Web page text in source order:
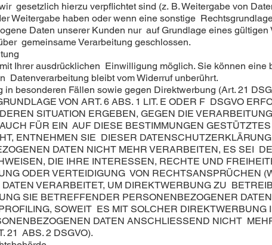
gesetzlich hierzu verpflichtet sind (z. B. Weitergabe von
Weitergabe haben oder wenn eine sonstige
Daten unserer Kunden nur auf Grundlage eines
gemeinsame Verarbeitung geschlossen.
Ihrer ausdrücklichen Einwilligung möglich. Sie können
Datenverarbeitung bleibt vom Widerruf unberührt.
besonderen Fällen sowie gegen Direktwerbung (Art. 21
VON ART. 6 ABS. 1 LIT. E ODER F DSGVO
SITUATION ERGEBEN, GEGEN DIE
FÜR EIN AUF DIESE BESTIMMUNGEN
ENTNEHMEN SIE DIESER
DATEN NICHT MEHR VERARBEITEN, ES SEI
DIE IHRE INTERESSEN, RECHTE UND
ODER VERTEIDIGUNG VON RECHTSANSPRÜCHEN
VERARBEITET, UM DIREKTWERBUNG ZU
SIE BETREFFENDER PERSONENBEZOGENER
SOWEIT ES MIT SOLCHER DIREKTWERBUNG
DATEN ANSCHLIESSEND NICHT
21 ABS. 2 DSGVO).